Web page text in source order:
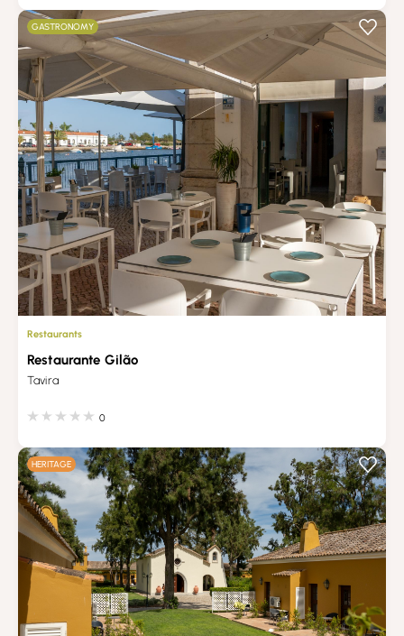
GASTRONOMY
Restaurants
Restaurante Gilão
Tavira
0
HERITAGE